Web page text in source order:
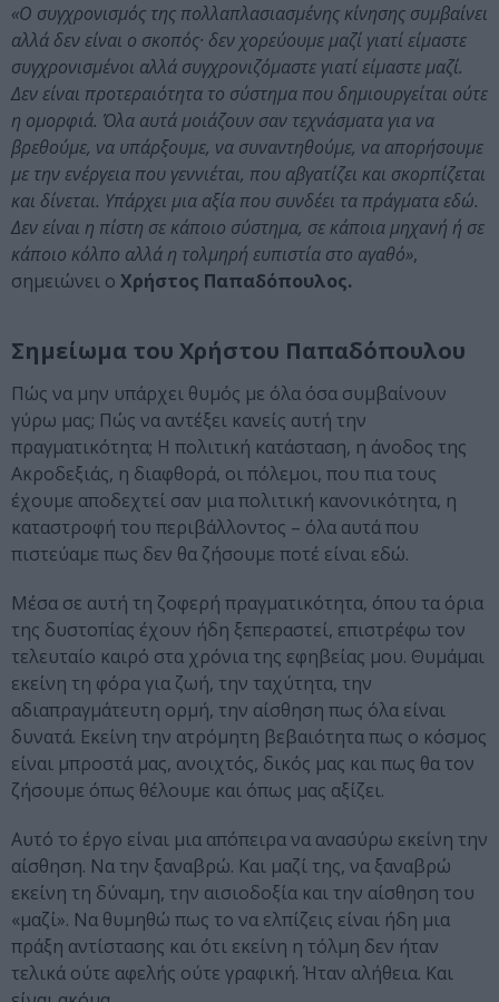
«Ο συγχρονισμός της πολλαπλασιασμένης κίνησης συμβαίνει
αλλά δεν είναι ο σκοπός· δεν χορεύουμε μαζί γιατί είμαστε
συγχρονισμένοι αλλά συγχρονιζόμαστε γιατί είμαστε μαζί.
Δεν είναι προτεραιότητα το σύστημα που δημιουργείται ούτε
η ομορφιά. Όλα αυτά μοιάζουν σαν τεχνάσματα για να
βρεθούμε, να υπάρξουμε, να συναντηθούμε, να απορήσουμε
με την ενέργεια που γεννιέται, που αβγατίζει και σκορπίζεται
και δίνεται. Υπάρχει μια αξία που συνδέει τα πράγματα εδώ.
Δεν είναι η πίστη σε κάποιο σύστημα, σε κάποια μηχανή ή σε
κάποιο κόλπο αλλά η τολμηρή ευπιστία στο αγαθό»,
σημειώνει ο Χρήστος Παπαδόπουλος.
Σημείωμα του Χρήστου Παπαδόπουλου
Πώς να μην υπάρχει θυμός με όλα όσα συμβαίνουν
γύρω μας; Πώς να αντέξει κανείς αυτή την
πραγματικότητα; Η πολιτική κατάσταση, η άνοδος της
Ακροδεξιάς, η διαφθορά, οι πόλεμοι, που πια τους
έχουμε αποδεχτεί σαν μια πολιτική κανονικότητα, η
καταστροφή του περιβάλλοντος – όλα αυτά που
πιστεύαμε πως δεν θα ζήσουμε ποτέ είναι εδώ.
Μέσα σε αυτή τη ζοφερή πραγματικότητα, όπου τα όρια
της δυστοπίας έχουν ήδη ξεπεραστεί, επιστρέφω τον
τελευταίο καιρό στα χρόνια της εφηβείας μου. Θυμάμαι
εκείνη τη φόρα για ζωή, την ταχύτητα, την
αδιαπραγμάτευτη ορμή, την αίσθηση πως όλα είναι
δυνατά. Εκείνη την ατρόμητη βεβαιότητα πως ο κόσμος
είναι μπροστά μας, ανοιχτός, δικός μας και πως θα τον
ζήσουμε όπως θέλουμε και όπως μας αξίζει.
Αυτό το έργο είναι μια απόπειρα να ανασύρω εκείνη την
αίσθηση. Να την ξαναβρώ. Και μαζί της, να ξαναβρώ
εκείνη τη δύναμη, την αισιοδοξία και την αίσθηση του
«μαζί». Να θυμηθώ πως το να ελπίζεις είναι ήδη μια
πράξη αντίστασης και ότι εκείνη η τόλμη δεν ήταν
τελικά ούτε αφελής ούτε γραφική. Ήταν αλήθεια. Και